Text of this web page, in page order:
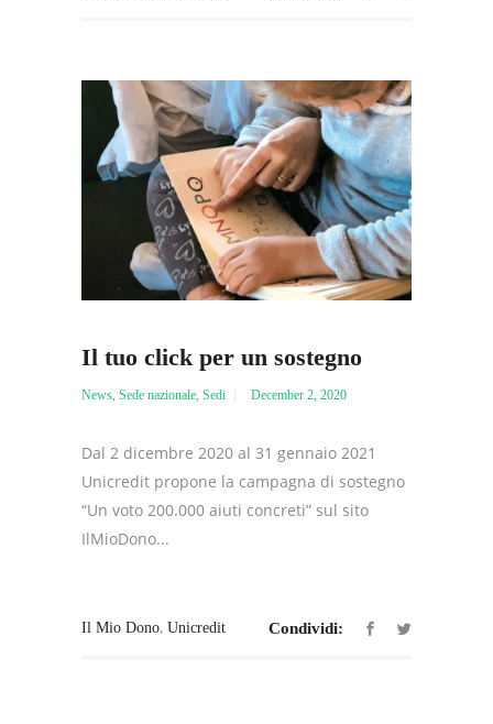
Il tuo click per un sostegno
News Sede nazionale Sedi December 2, 2020
Dal 2 dicembre 2020 al 31 gennaio 2021
Unicredit propone la campagna di sostegno
“Un voto 200.000 aiuti concreti” sul sito
IlMioDono...
Il Mio Dono, Unicredit Condividi: